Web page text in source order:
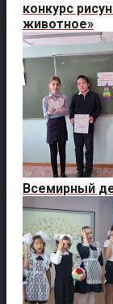
конкурс
животное»
Всемирный